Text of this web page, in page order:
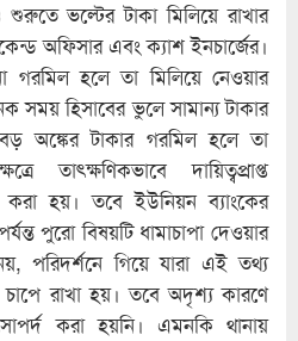
ভল্টের টাকা মিলিয়ে রাখার
অফিসার এবং ক্যাশ ইনচার্জের।
গরমিল হলে তা মিলিয়ে নেওয়ার
সময় হিসাবের ভুলে সামান্য টাকার
অঙ্কের টাকার গরমিল হলে তা
তাৎক্ষণিকভাবে দায়িত্বপ্রাপ্ত
করা হয়। তবে ইউনিয়ন ব্যাংকের
পুরো বিষয়টি ধামাচাপা দেওয়ার
পরিদর্শনে গিয়ে যারা এই তথ্য
রাখা হয়। তবে অদৃশ্য কারণে
করা হয়নি। এমনকি থানায়